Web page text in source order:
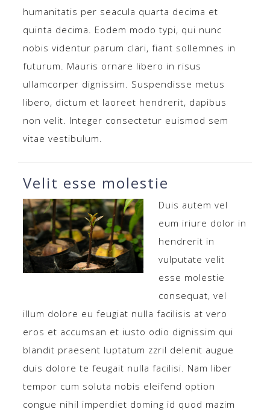
humanitatis per seacula quarta decima et
quinta decima. Eodem modo typi, qui nunc
nobis videntur parum clari, fiant sollemnes in
futurum. Mauris ornare libero in risus
ullamcorper dignissim. Suspendisse metus
libero, dictum et laoreet hendrerit, dapibus
non velit. Integer consectetur euismod sem
vitae vestibulum.
Velit esse molestie
Duis autem vel
eum iriure dolor in
hendrerit in
vulputate velit
esse molestie
consequat, vel
illum dolore eu feugiat nulla facilisis at vero
eros et accumsan et iusto odio dignissim qui
blandit praesent luptatum zzril delenit augue
duis dolore te feugait nulla facilisi. Nam liber
tempor cum soluta nobis eleifend option
congue nihil imperdiet doming id quod mazim